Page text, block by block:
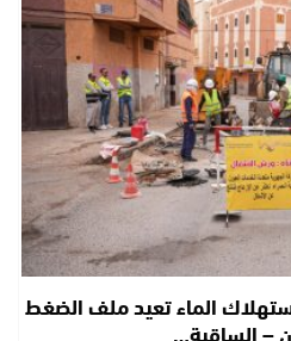
الماء تعيد ملف الضغط